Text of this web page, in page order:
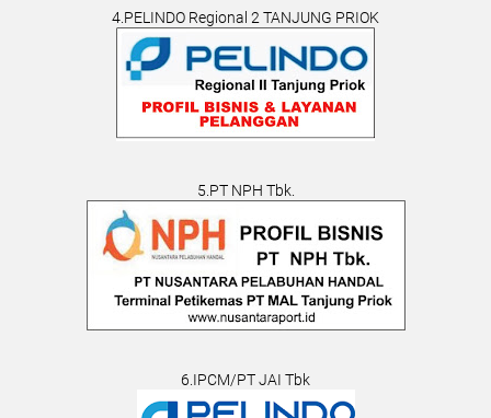
4.PELINDO Regional 2 TANJUNG PRIOK
5.PT NPH Tbk.
6.IPCM/PT JAI Tbk